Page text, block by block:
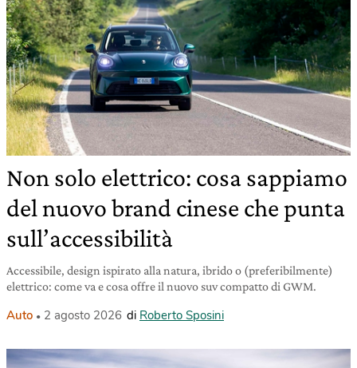
Non solo elettrico: cosa sappiamo
del nuovo brand cinese che punta
sull’accessibilità
Accessibile, design ispirato alla natura, ibrido o (preferibilmente)
elettrico: come va e cosa offre il nuovo suv compatto di GWM.
Auto 2 agosto 2026 di Roberto Sposini